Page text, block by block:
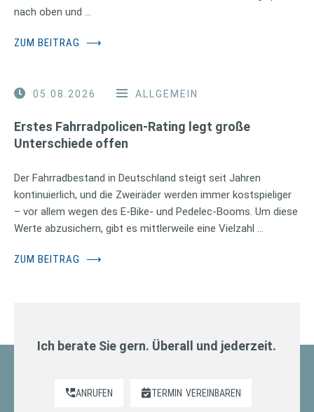
nach oben und …
ZUM BEITRAG ⟶
05.08.2026 ALLGEMEIN
Erstes Fahrradpolicen-Rating legt große
Unterschiede offen
Der Fahrradbestand in Deutschland steigt seit Jahren
kontinuierlich, und die Zweiräder werden immer kostspieliger
– vor allem wegen des E-Bike- und Pedelec-Booms. Um diese
Werte abzusichern, gibt es mittlerweile eine Vielzahl …
ZUM BEITRAG ⟶
Ich berate Sie gern. Überall und jederzeit.
ANRUFEN TERMIN VEREINBAREN